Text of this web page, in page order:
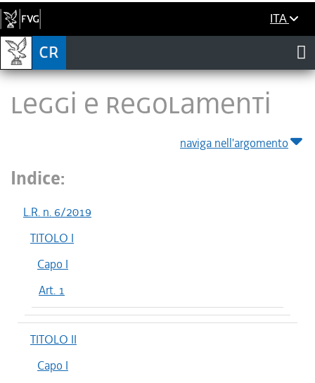
ITA
LEGGI E REGOLAMENTI
naviga nell'argomento
Indice:
L.R. n. 6/2019
TITOLO I
Capo I
Art. 1
TITOLO II
Capo I